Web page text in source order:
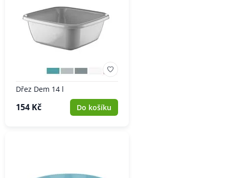
Dřez Dem 14 l
154 Kč Do košíku